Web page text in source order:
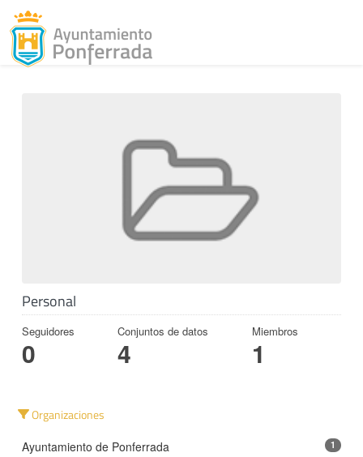
Personal
Seguidores
0
Conjuntos de datos
4
Miembros
1
Organizaciones
Ayuntamiento de Ponferrada 1